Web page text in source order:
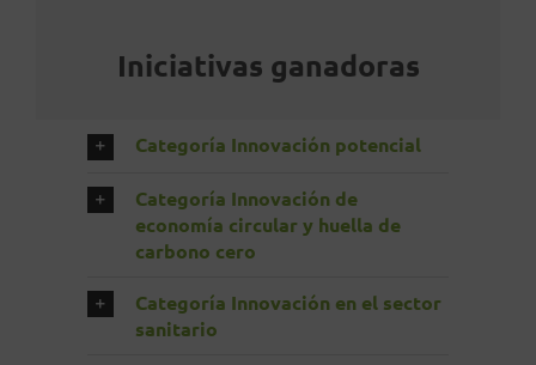
Iniciativas ganadoras
Categoría Innovación potencial
Categoría Innovación de
economía circular y huella de
carbono cero
Categoría Innovación en el sector
sanitario